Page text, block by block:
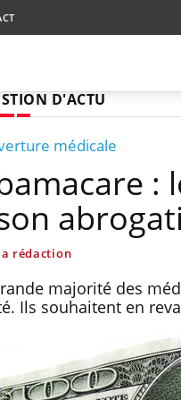
D'ACTU
médicale
:
rédaction
majorité des
Ils souhaitent en